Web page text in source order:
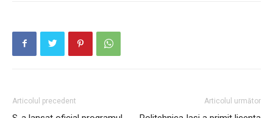
Articolul precedent Articolul următor